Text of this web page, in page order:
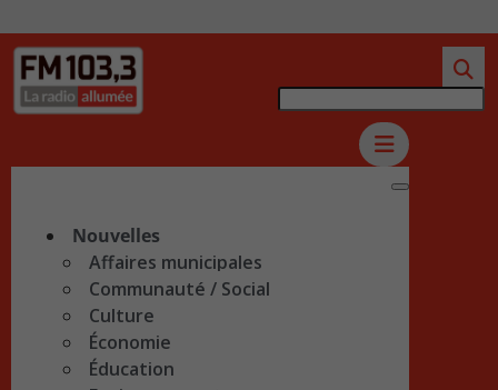
Nouvelles
Affaires municipales
Communauté / Social
Culture
Économie
Éducation